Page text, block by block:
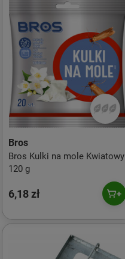
Bros
Bros Kulki na mole Kwiatowy
120 g
6,18 zł